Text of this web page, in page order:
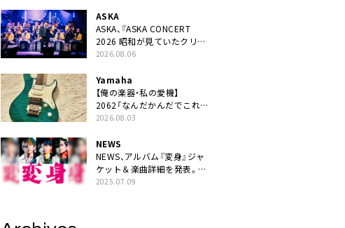
YouTube公開
ASKA
ASKA、『ASKA CONCERT
2026 昭和が見ていたクリス
マス!? 』発売＆上映決定
2026.08.06
Yamaha
【俺の楽器・私の愛機】
2062「なんだかんだでこれが
1番」
2026.08.03
NEWS
NEWS、アルバム『変身』ジャ
ケット＆楽曲詳細を発表。ナ
レーションは⼭寺宏⼀
2025.07.09